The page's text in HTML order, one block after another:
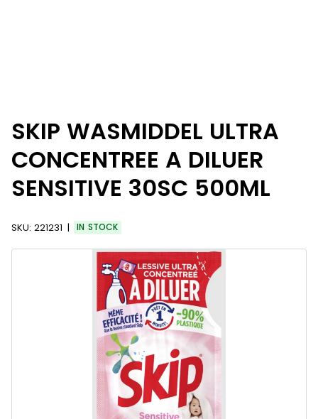
SKIP WASMIDDEL ULTRA
CONCENTREE A DILUER
SENSITIVE 30SC 500ML
SKU: 221231 IN STOCK